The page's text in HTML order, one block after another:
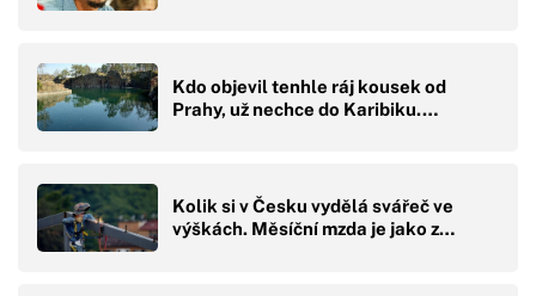
Kdo objevil tenhle ráj kousek od
Prahy, už nechce do Karibiku.…
Kolik si v Česku vydělá svářeč ve
výškách. Měsíční mzda je jako z…